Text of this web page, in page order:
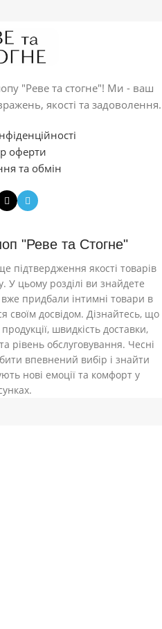
"Реве та стогне"! Ми - ваш
якості та задоволення.
оферти
та обмін
"Реве та Стогне"
підтвердження якості товарів
У цьому розділі ви знайдете
вже придбали інтимні товари в
своїм досвідом. Дізнайтесь, що
швидкість доставки,
рівень обслуговування. Чесні
впевнений вибір і знайти
нові емоції та комфорт у